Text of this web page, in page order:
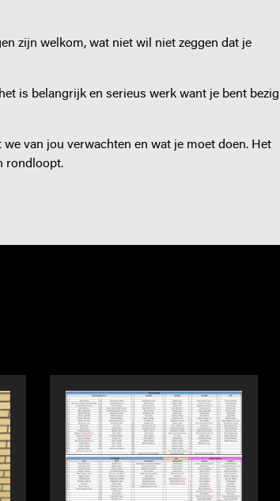
zijn welkom, wat niet wil niet zeggen dat je
is belangrijk en serieus werk want je bent bezig
van jou verwachten en wat je moet doen. Het
rondloopt.